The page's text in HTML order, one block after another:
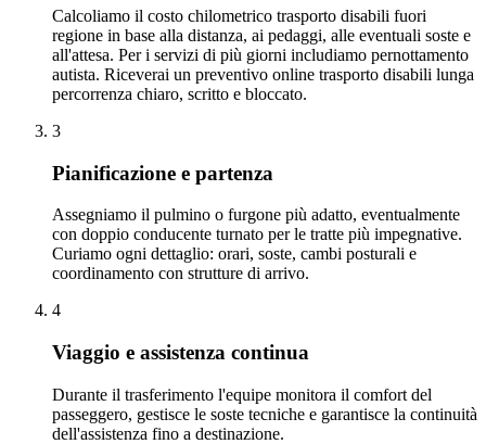
Calcoliamo il costo chilometrico trasporto disabili fuori
regione in base alla distanza, ai pedaggi, alle eventuali soste e
all'attesa. Per i servizi di più giorni includiamo pernottamento
autista. Riceverai un preventivo online trasporto disabili lunga
percorrenza chiaro, scritto e bloccato.
3
Pianificazione e partenza
Assegniamo il pulmino o furgone più adatto, eventualmente
con doppio conducente turnato per le tratte più impegnative.
Curiamo ogni dettaglio: orari, soste, cambi posturali e
coordinamento con strutture di arrivo.
4
Viaggio e assistenza continua
Durante il trasferimento l'equipe monitora il comfort del
passeggero, gestisce le soste tecniche e garantisce la continuità
dell'assistenza fino a destinazione.